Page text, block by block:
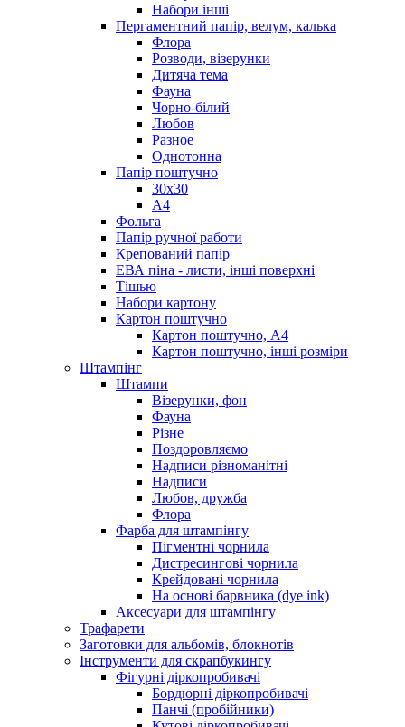
Набори інші
Пергаментний папір, велум, калька
Флора
Розводи, візерунки
Дитяча тема
Фауна
Чорно-білий
Любов
Разное
Однотонна
Папір поштучно
30х30
А4
Фольга
Папір ручної работи
Крепований папір
ЕВА піна - листи, інші поверхні
Тішью
Набори картону
Картон поштучно
Картон поштучно, А4
Картон поштучно, інші розміри
Штампінг
Штампи
Візерунки, фон
Фауна
Різне
Поздоровляємо
Надписи різноманітні
Надписи
Любов, дружба
Флора
Фарба для штампінгу
Пігментні чорнила
Дистресингові чорнила
Крейдовані чорнила
На основі барвника (dye ink)
Аксесуари для штампінгу
Трафарети
Заготовки для альбомів, блокнотів
Інструменти для скрапбукингу
Фігурні діркопробивачі
Бордюрні діркопробивачі
Панчі (пробійники)